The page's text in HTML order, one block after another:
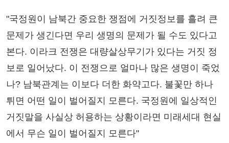
"국정원이 남북간 중요한 쟁점에 거짓정보를 흘려 큰
문제가 생긴다면 우리 생명의 문제가 될 수도 있다고
본다. 이라크 전쟁은 대량살상무기가 있다는 거짓 정
보로 일어났다. 이 전쟁으로 얼마나 많은 생명이 죽었
나? 남북관계는 이보다 더한 화약고다. 불꽃만 하나
튀면 어떤 일이 벌어질지 모른다. 국정원에 일상적인
거짓말을 사실상 허용하는 상황이라면 미래세대 현실
에서 무슨 일이 벌어질지 모른다"